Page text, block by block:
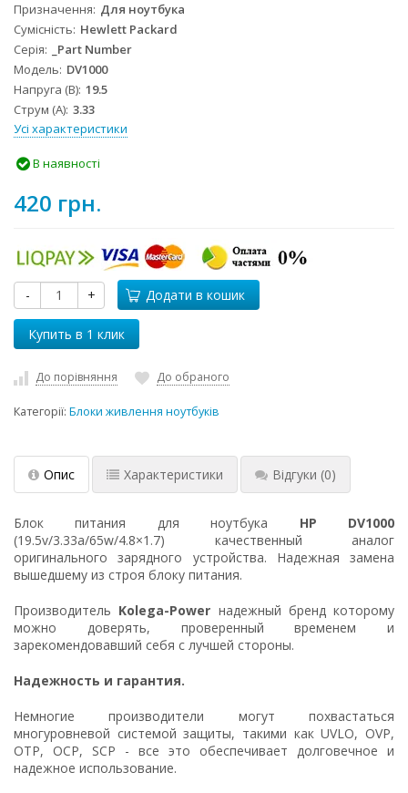
Призначення Для ноутбука
Сумісність Hewlett Packard
Серія
_Part Number
Модель DV1000
Напруга (В) 19.5
Струм (А) 3.33
Усі характеристики
В наявності
420 грн.
- + Додати в кошик
До порівняння До обраного
Категорії: Блоки живлення ноутбуків
Опис Характеристики Відгуки (0)
Блок питания для ноутбука HP DV1000
(19.5v/3.33a/65w/4.8×1.7) качественный аналог
оригинального зарядного устройства. Надежная замена
вышедшему из строя блоку питания.
Производитель Kolega-Power надежный бренд которому
можно доверять, проверенный временем и
зарекомендовавший себя с лучшей стороны.
Надежность и гарантия.
Немногие производители могут похвастаться
многуровневой системой защиты, такими как UVLO, OVP,
OTP, OCP, SCP - все это обеспечивает долговечное и
надежное использование.